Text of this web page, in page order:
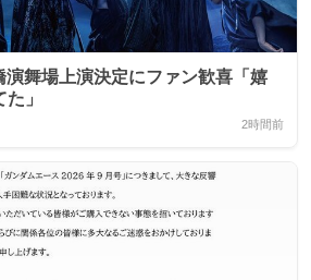
演舞場上演決定にファン歓喜「嬉
」
2時間前